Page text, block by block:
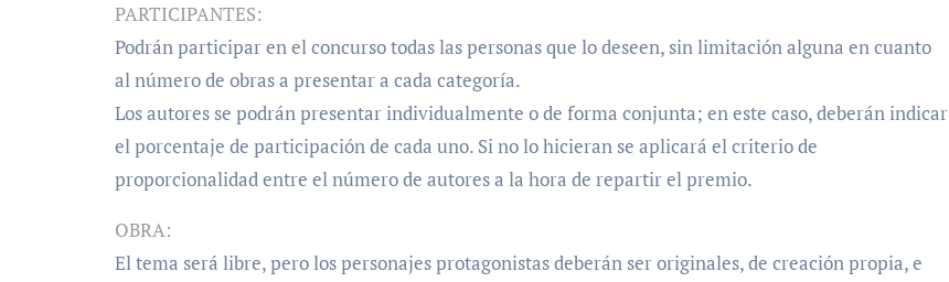
PARTICIPANTES:
Podrán participar en el concurso todas las personas que lo deseen, sin limitación alguna en cuanto
al número de obras a presentar a cada categoría.
Los autores se podrán presentar individualmente o de forma conjunta; en este caso, deberán indicar
el porcentaje de participación de cada uno. Si no lo hicieran se aplicará el criterio de
proporcionalidad entre el número de autores a la hora de repartir el premio.
OBRA:
El tema será libre, pero los personajes protagonistas deberán ser originales, de creación propia, e